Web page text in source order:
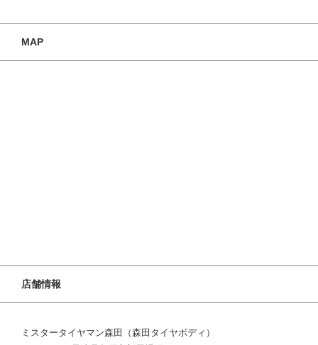
MAP
店舗情報
ミスタータイヤマン森田（森田タイヤボディ）